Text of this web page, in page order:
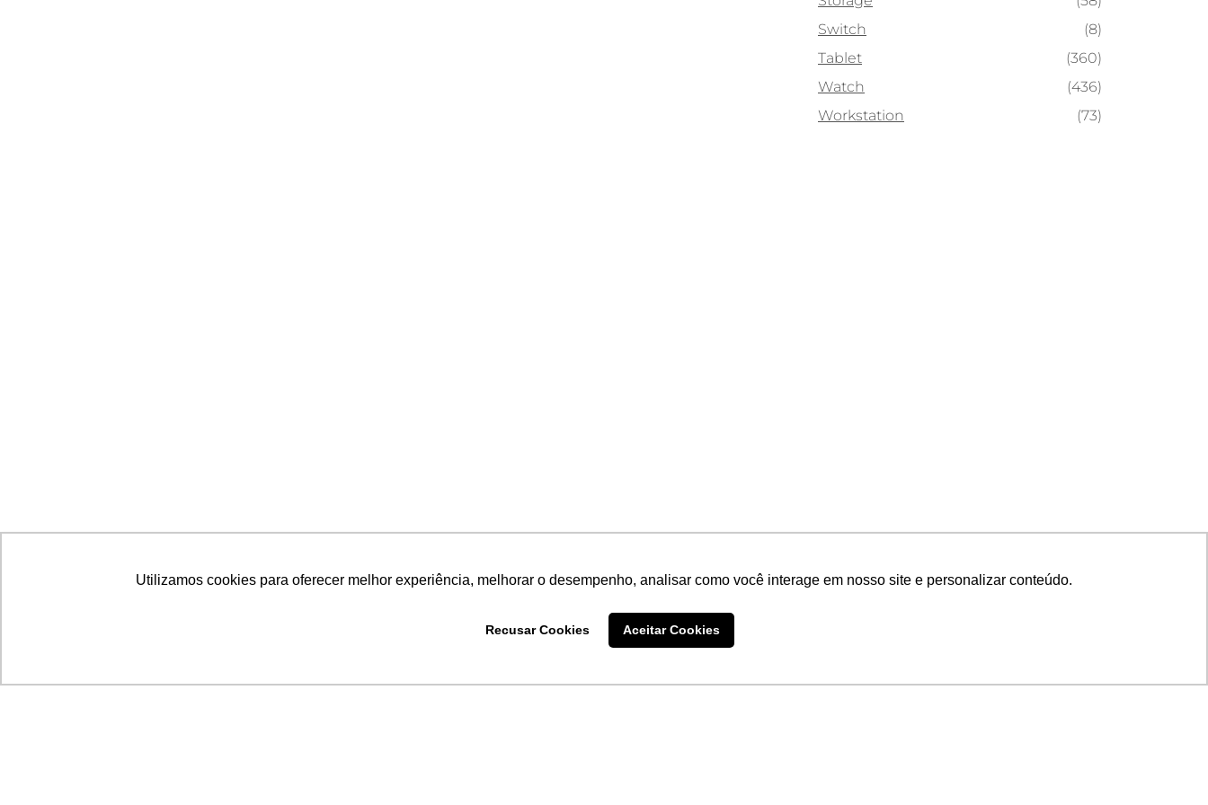
Utilizamos cookies para oferecer melhor experiência, melhorar o desempenho, analisar como você interage em nosso site e personalizar conteúdo.
Recusar Cookies Aceitar Cookies
Switch
(8)
Tablet
(360)
Watch
(436)
Workstation
(73)